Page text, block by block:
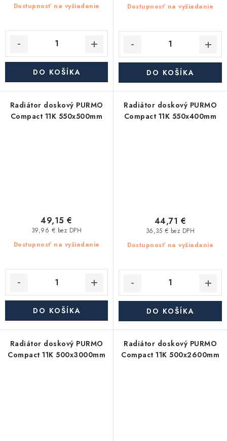
Dostupnosť na vyžiadanie
DO KOŠÍKA
Dostupnosť na vyžiadanie
DO KOŠÍKA
Radiátor doskový PURMO
Compact 11K 550x500mm
Dostupnosť na vyžiadanie
39,96 € bez DPH
49,15 €
DO KOŠÍKA
Radiátor doskový PURMO
Compact 11K 550x400mm
Dostupnosť na vyžiadanie
36,35 € bez DPH
44,71 €
DO KOŠÍKA
Radiátor doskový PURMO
Compact 11K 500x3000mm
Radiátor doskový PURMO
Compact 11K 500x2600mm